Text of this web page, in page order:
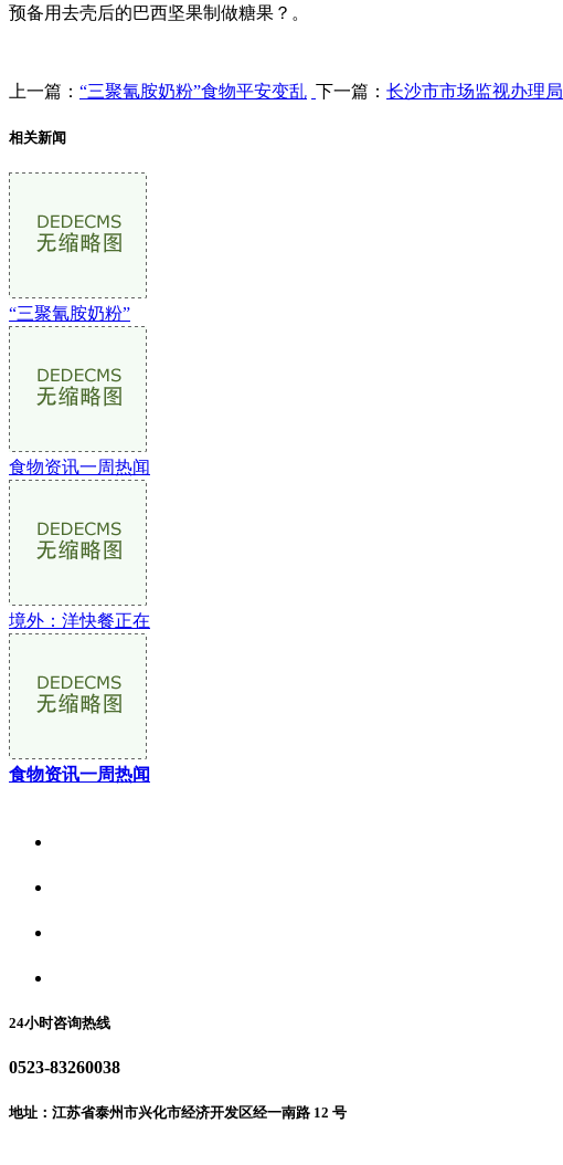
预备用去壳后的巴西坚果制做糖果？。
上一篇： “三聚氰胺奶粉”食物平安变乱 下一篇： 长沙市市场监视办理局
相关新闻
“三聚氰胺奶粉”
食物资讯一周热闻
境外：洋快餐正在
食物资讯一周热闻
24小时咨询热线
0523-83260038
地址：江苏省泰州市兴化市经济开发区经一南路 12 号